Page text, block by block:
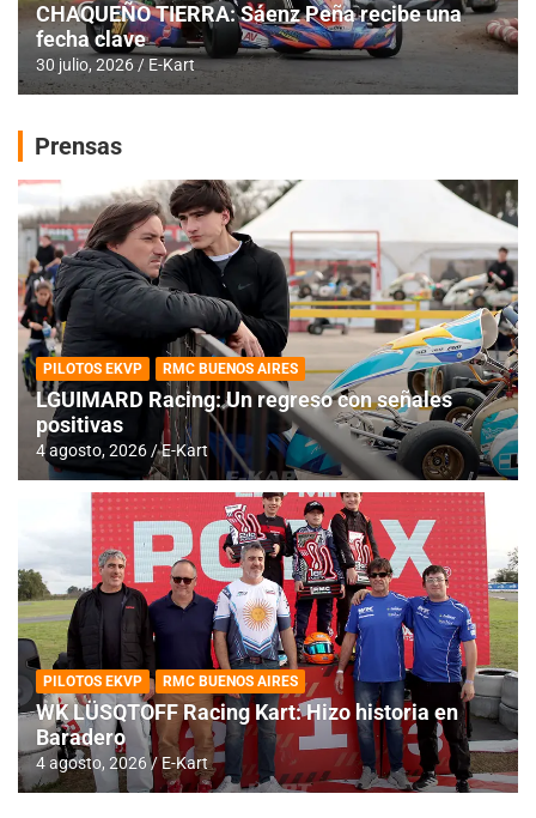
CHAQUEÑO TIERRA: Sáenz Peña recibe una
fecha clave
30 julio, 2026 E-Kart
Prensas
PILOTOS EKVP RMC BUENOS AIRES
LGUIMARD Racing: Un regreso con señales
positivas
4 agosto, 2026 E-Kart
PILOTOS EKVP RMC BUENOS AIRES
WK LÜSQTOFF Racing Kart: Hizo historia en
Baradero
4 agosto, 2026 E-Kart